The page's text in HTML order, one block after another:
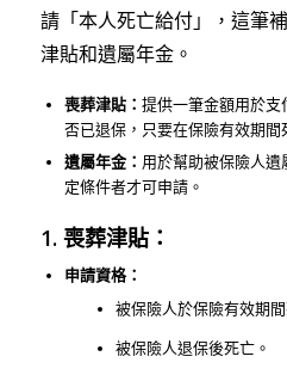
請「本人死亡給付」，這筆
津貼和遺屬年金。
喪葬津貼： 提供一筆金額用於支
否已退保，只要在保險有效期間
遺屬年金： 用於幫助被保險人
定條件者才可申請。
1. 喪葬津貼：
申請資格：
被保險人於保險有效期間
被保險人退保後死亡。